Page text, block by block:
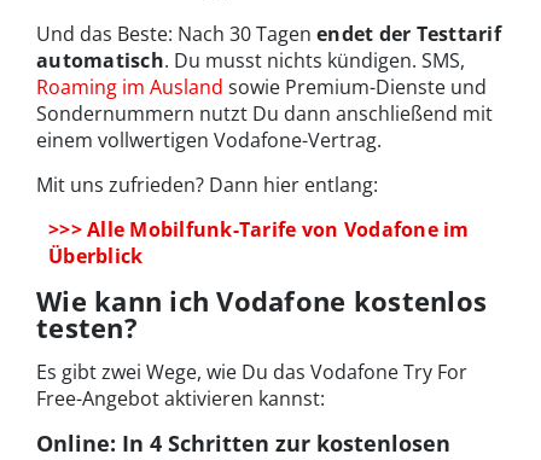
Und das Beste: Nach 30 Tagen endet der Testtarif
automatisch. Du musst nichts kündigen. SMS,
Roaming im Ausland sowie Premium-Dienste und
Sondernummern nutzt Du dann anschließend mit
einem vollwertigen Vodafone-Vertrag.
Mit uns zufrieden? Dann hier entlang:
>>> Alle Mobilfunk-Tarife von Vodafone im
Überblick
Wie kann ich Vodafone kostenlos
testen?
Es gibt zwei Wege, wie Du das Vodafone Try For
Free-Angebot aktivieren kannst:
Online: In 4 Schritten zur kostenlosen